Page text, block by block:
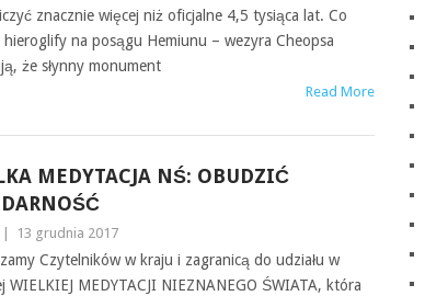
znacznie więcej niż ofic­jalne 4,5 tysiąca lat. Co
hieroglify na posągu Hemi­unu – wezyra Cheopsa
że słynny mon­u­ment
Read More
MEDYTACJA NŚ: OBUDZIĆ
13 grudnia 2017
Czytel­ników w kraju i zagranicą do udzi­ału w
WIELKIEJ MEDY­TACJI NIEZ­NANEGO ŚWIATA, która